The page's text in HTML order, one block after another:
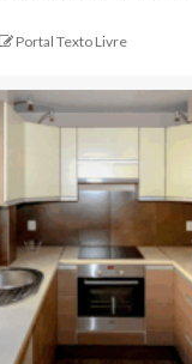
Portal Texto Livre